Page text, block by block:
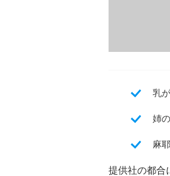
乳
姉
麻
提供社の都合